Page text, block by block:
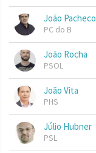
João Pacheco
PC do B
João Rocha
PSOL
João Vita
PHS
Júlio Hubner
PSL